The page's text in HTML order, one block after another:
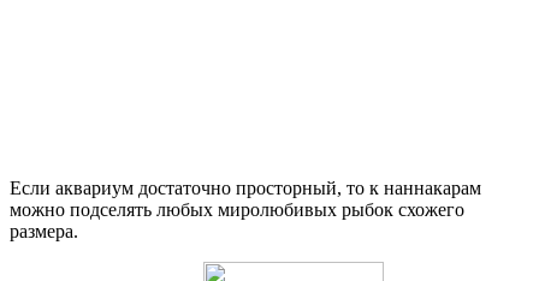
Если аквариум достаточно просторный, то к наннакарам
можно подселять любых миролюбивых рыбок схожего
размера.